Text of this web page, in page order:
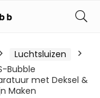
Luchtsluizen
Bubble
met Deksel &
Maken